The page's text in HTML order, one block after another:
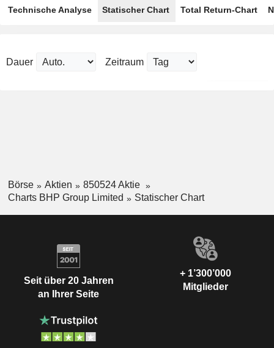
Technische Analyse Statischer Chart Total Return-Chart
Dauer Zeitraum
Börse Aktien
850524 Aktie
Charts BHP Group Limited
Statischer Chart
Seit über 20 Jahren
an Ihrer Seite
+ 1’300’000
Mitglieder